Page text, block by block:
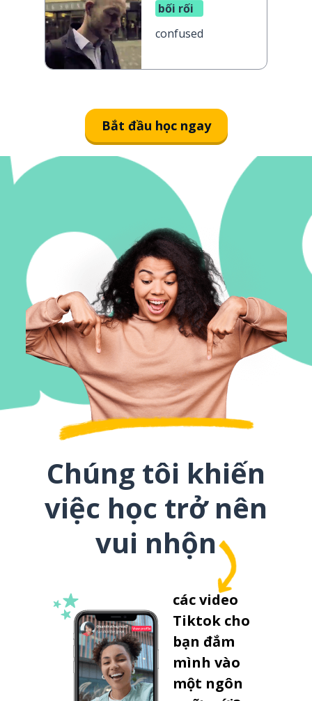
bối rối
confused
Bắt đầu học ngay
Chúng tôi khiến
việc học trở nên
vui nhộn
các video
Tiktok cho
bạn đắm
mình vào
một ngôn